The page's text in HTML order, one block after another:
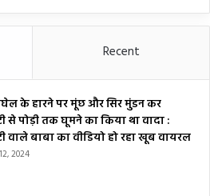
Recent
के हारने पर मूंछ और सिर मुंडन कर
से पोड़ी तक घूमने का किया था वादा :
वाले बाबा का वीडियो हो रहा खूब वायरल
2024